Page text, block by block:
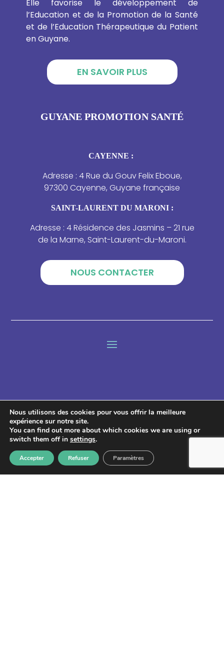
Elle favorise le développement de
l’Education et de la Promotion de la Santé
et de l’Education Thérapeutique du Patient
en Guyane.
EN SAVOIR PLUS
GUYANE PROMOTION SANTÉ
CAYENNE :
Adresse : 4 Rue du Gouv Felix Eboue,
97300 Cayenne, Guyane française
SAINT-LAURENT DU MARONI :
Adresse : 4 Résidence des Jasmins – 21 rue
de la Marne, Saint-Laurent-du-Maroni.
NOUS CONTACTER
Lettre d'information
Nous utilisons des cookies pour vous offrir la meilleure
expérience sur notre site.
You can find out more about which cookies we are using or
switch them off in settings.
Accepter Refuser Paramètres